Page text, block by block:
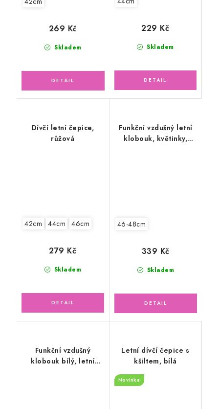
Skladem
269 Kč
Skladem
229 Kč
Dívčí letní čepice,
růžová
42cm 44cm 46cm
Skladem
279 Kč
Funkční vzdušný letní
klobouk, květinky,
46-48cm
Skladem
339 Kč
Funkční vzdušný
klobouk bílý, letní
Letní dívčí čepice s
kšiltem, bílá
Novinka